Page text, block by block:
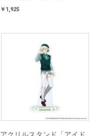
￥1,925